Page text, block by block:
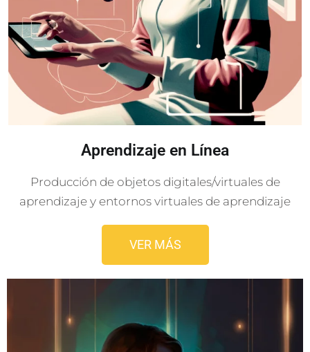
Aprendizaje en Línea
Producción de objetos digitales/virtuales de
aprendizaje y entornos virtuales de aprendizaje
VER MÁS